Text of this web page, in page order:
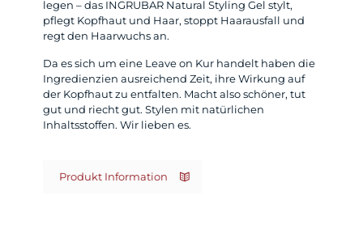
legen – das INGRUBAR Natural Styling Gel stylt,
pflegt Kopfhaut und Haar, stoppt Haarausfall und
regt den Haarwuchs an.
Da es sich um eine Leave on Kur handelt haben die
Ingredienzien ausreichend Zeit, ihre Wirkung auf
der Kopfhaut zu entfalten. Macht also schöner, tut
gut und riecht gut. Stylen mit natürlichen
Inhaltsstoffen. Wir lieben es.
Produkt Information